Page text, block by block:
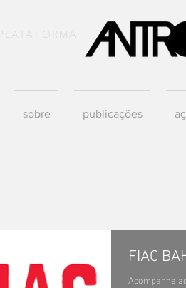
sobre publicações
FIAC
Acompanhe